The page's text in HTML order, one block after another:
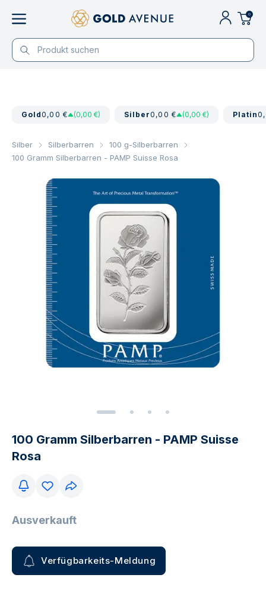
0
Gold0,00 € (0,00 €) Silber0,00 € (0,00 €) Platin
Silber Silberbarren
100 g-Silberbarren
100 Gramm Silberbarren - PAMP Suisse Rosa
100 Gramm Silberbarren - PAMP Suisse
Rosa
Ausverkauft
Verfügbarkeits-Meldung